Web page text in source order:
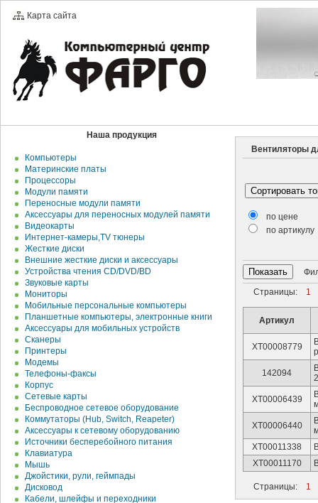
Карта сайта
Наша продукция
Компьютеры
Материнские платы
Процессоры
Модули памяти
Переносные модули памяти
Аксессуары для переносных модулей памяти
Видеокарты
Интернет-камеры,TV тюнеры
Жесткие диски
Внешние жесткие диски и аксесcуары
Устройства чтения CD/DVD/BD
Звуковые карты
Мониторы
Мобильные персональные компьютеры
Планшетные компьютеры, электронные книги
Аксессуары для мобильных устройств
Сканеры
Принтеры
Модемы
Телефоны-факсы
Корпус
Сетевые карты
Беспроводное сетевое оборудование
Коммутаторы (Hub, Switch, Reapeter)
Аксессуары к сетевому оборудованию
Источники бесперебойного питания
Клавиатура
Мышь
Джойстики, рули, геймпады
Дисковод
Кабели, шлейфы и переходники
Вентиляторы
по цене
по артикулу
Страницы: 1
Артикул
XT00008779
142094
XT00006439
XT00006440
XT00011338
XT00011170
Страницы: 1